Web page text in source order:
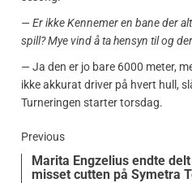
— Er ikke Kennemer en bane der
spill? Mye vind å ta hensyn til og
— Ja den er jo bare 6000 meter,
ikke akkurat driver på hvert hull,
Turneringen starter torsdag.
Previous
Marita Engzelius endte
misset cutten på Symetra